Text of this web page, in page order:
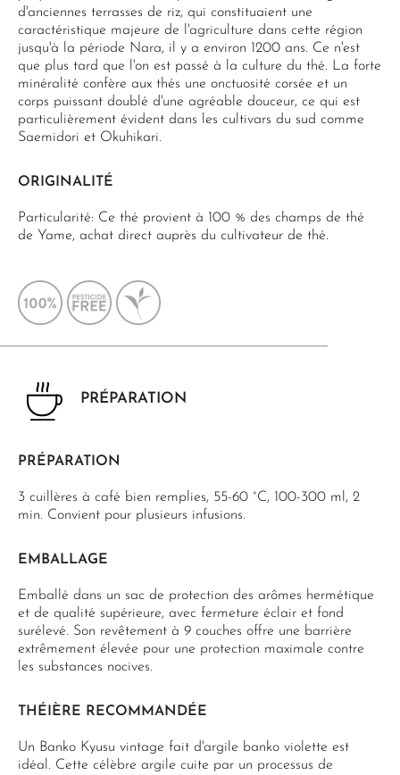
d'anciennes terrasses de riz, qui constituaient une
caractéristique majeure de l'agriculture dans cette région
jusqu'à la période Nara, il y a environ 1200 ans. Ce n'est
que plus tard que l'on est passé à la culture du thé. La forte
minéralité confère aux thés une onctuosité corsée et un
corps puissant doublé d'une agréable douceur, ce qui est
particulièrement évident dans les cultivars du sud comme
Saemidori et Okuhikari.
ORIGINALITÉ
Particularité: Ce thé provient à 100 % des champs de thé
de Yame, achat direct auprès du cultivateur de thé.
PRÉPARATION
PRÉPARATION
3 cuillères à café bien remplies, 55-60 °C, 100-300 ml, 2
min. Convient pour plusieurs infusions.
EMBALLAGE
Emballé dans un sac de protection des arômes hermétique
et de qualité supérieure, avec fermeture éclair et fond
surélevé. Son revêtement à 9 couches offre une barrière
extrêmement élevée pour une protection maximale contre
les substances nocives.
THÉIÈRE RECOMMANDÉE
Un Banko Kyusu vintage fait d'argile banko violette est
idéal. Cette célèbre argile cuite par un processus de